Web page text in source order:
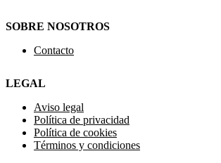
SOBRE NOSOTROS
Contacto
LEGAL
Aviso legal
Política de privacidad
Política de cookies
Términos y condiciones